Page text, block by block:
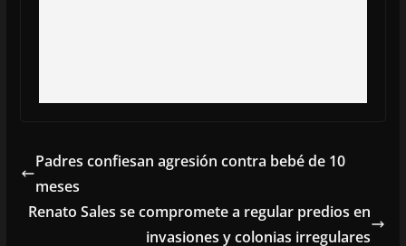
Padres confiesan agresión contra bebé de 10
meses
Renato Sales se compromete a regular predios en
invasiones y colonias irregulares